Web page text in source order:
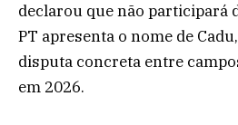
declarou que não participará
PT apresenta o nome de
disputa concreta entre
em 2026.